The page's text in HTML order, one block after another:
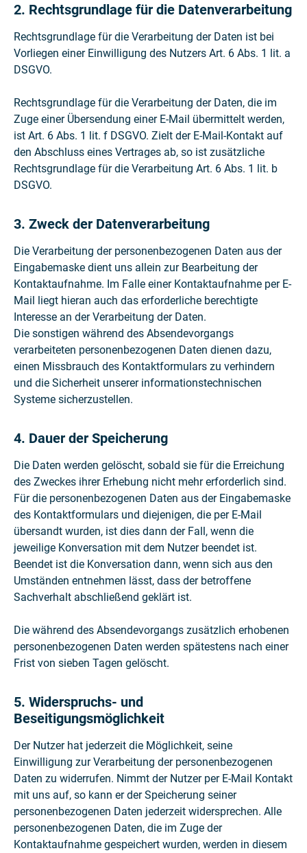
2. Rechtsgrundlage für die Datenverarbeitung
Rechtsgrundlage für die Verarbeitung der Daten ist bei
Vorliegen einer Einwilligung des Nutzers Art. 6 Abs. 1 lit. a
DSGVO.
Rechtsgrundlage für die Verarbeitung der Daten, die im
Zuge einer Übersendung einer E-Mail übermittelt werden,
ist Art. 6 Abs. 1 lit. f DSGVO. Zielt der E-Mail-Kontakt auf
den Abschluss eines Vertrages ab, so ist zusätzliche
Rechtsgrundlage für die Verarbeitung Art. 6 Abs. 1 lit. b
DSGVO.
3. Zweck der Datenverarbeitung
Die Verarbeitung der personenbezogenen Daten aus der
Eingabemaske dient uns allein zur Bearbeitung der
Kontaktaufnahme. Im Falle einer Kontaktaufnahme per E-
Mail liegt hieran auch das erforderliche berechtigte
Interesse an der Verarbeitung der Daten.
Die sonstigen während des Absendevorgangs
verarbeiteten personenbezogenen Daten dienen dazu,
einen Missbrauch des Kontaktformulars zu verhindern
und die Sicherheit unserer informationstechnischen
Systeme sicherzustellen.
4. Dauer der Speicherung
Die Daten werden gelöscht, sobald sie für die Erreichung
des Zweckes ihrer Erhebung nicht mehr erforderlich sind.
Für die personenbezogenen Daten aus der Eingabemaske
des Kontaktformulars und diejenigen, die per E-Mail
übersandt wurden, ist dies dann der Fall, wenn die
jeweilige Konversation mit dem Nutzer beendet ist.
Beendet ist die Konversation dann, wenn sich aus den
Umständen entnehmen lässt, dass der betroffene
Sachverhalt abschließend geklärt ist.
Die während des Absendevorgangs zusätzlich erhobenen
personenbezogenen Daten werden spätestens nach einer
Frist von sieben Tagen gelöscht.
5. Widerspruchs- und
Beseitigungsmöglichkeit
Der Nutzer hat jederzeit die Möglichkeit, seine
Einwilligung zur Verarbeitung der personenbezogenen
Daten zu widerrufen. Nimmt der Nutzer per E-Mail Kontakt
mit uns auf, so kann er der Speicherung seiner
personenbezogenen Daten jederzeit widersprechen. Alle
personenbezogenen Daten, die im Zuge der
Kontaktaufnahme gespeichert wurden, werden in diesem